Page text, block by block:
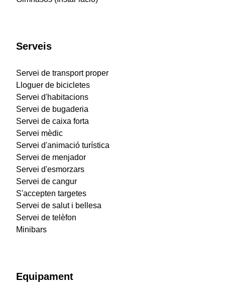
Serveis
Servei de transport proper
Lloguer de bicicletes
Servei d'habitacions
Servei de bugaderia
Servei de caixa forta
Servei mèdic
Servei d'animació turística
Servei de menjador
Servei d'esmorzars
Servei de cangur
S'accepten targetes
Servei de salut i bellesa
Servei de telèfon
Minibars
Equipament